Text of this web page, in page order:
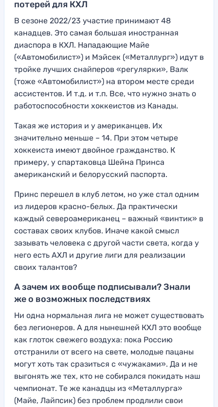
потерей для КХЛ
В сезоне 2022/23 участие принимают 48
канадцев. Это самая большая иностранная
диаспора в КХЛ. Нападающие Майе
(«Автомобилист») и Мэйсек («Металлург») идут в
тройке лучших снайперов «регулярки», Валк
(тоже «Автомобилист») на втором месте среди
ассистентов. И т.д. и т.п. Все, что нужно знать о
работоспособности хоккеистов из Канады.
Такая же история и у американцев. Их
значительно меньше – 14. При этом четыре
хоккеиста имеют двойное гражданство. К
примеру, у спартаковца Шейна Принса
американский и белорусский паспорта.
Принс перешел в клуб летом, но уже стал одним
из лидеров красно-белых. Да практически
каждый североамериканец – важный «винтик» в
составах своих клубов. Иначе какой смысл
зазывать человека с другой части света, когда у
него есть АХЛ и другие лиги для реализации
своих талантов?
А зачем их вообще подписывали? Знали
же о возможных последствиях
Ни одна нормальная лига не может существовать
без легионеров. А для нынешней КХЛ это вообще
как глоток свежего воздуха: пока Россию
отстранили от всего на свете, молодые пацаны
могут хоть так сразиться с «чужаками». Да и не
выгонять же тех, кто не собирался покидать наш
чемпионат. Те же канадцы из «Металлурга»
(Майе, Лайпсик) без проблем продлили свои